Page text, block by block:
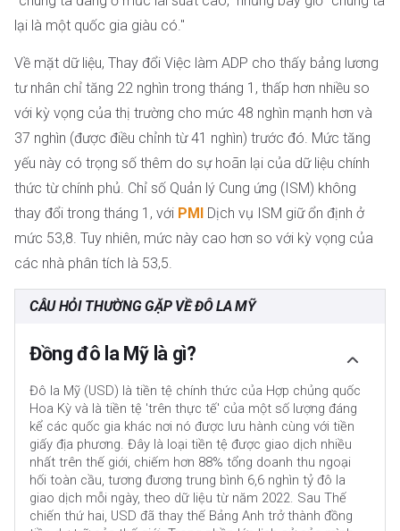
lại là một quốc gia giàu có."
Về mặt dữ liệu, Thay đổi Việc làm ADP cho thấy bảng lương
tư nhân chỉ tăng 22 nghìn trong tháng 1, thấp hơn nhiều so
với kỳ vọng của thị trường cho mức 48 nghìn mạnh hơn và
37 nghìn (được điều chỉnh từ 41 nghìn) trước đó. Mức tăng
yếu này có trọng số thêm do sự hoãn lại của dữ liệu chính
thức từ chính phủ. Chỉ số Quản lý Cung ứng (ISM) không
thay đổi trong tháng 1, với PMI
Dịch vụ ISM giữ ổn định ở
mức 53,8. Tuy nhiên, mức này cao hơn so với kỳ vọng của
các nhà phân tích là 53,5.
CÂU HỎI THƯỜNG GẶP VỀ ĐÔ LA MỸ
Đồng đô la Mỹ là gì?
Đô la Mỹ (USD) là tiền tệ chính thức của Hợp chủng quốc
Hoa Kỳ và là tiền tệ 'trên thực tế' của một số lượng đáng
kể các quốc gia khác nơi nó được lưu hành cùng với tiền
giấy địa phương. Đây là loại tiền tệ được giao dịch nhiều
nhất trên thế giới, chiếm hơn 88% tổng doanh thu ngoại
hối toàn cầu, tương đương trung bình 6,6 nghìn tỷ đô la
giao dịch mỗi ngày, theo dữ liệu từ năm 2022. Sau Thế
chiến thứ hai, USD đã thay thế Bảng Anh trở thành đồng